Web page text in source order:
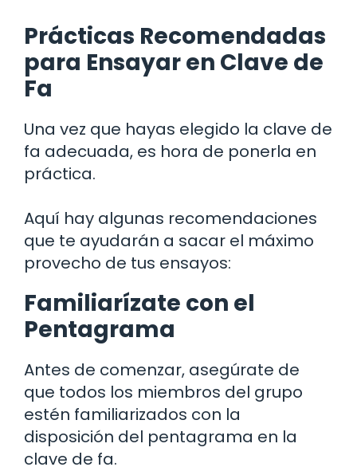
Prácticas Recomendadas
para Ensayar en Clave de
Fa
Una vez que hayas elegido la clave de
fa adecuada, es hora de ponerla en
práctica.
Aquí hay algunas recomendaciones
que te ayudarán a sacar el máximo
provecho de tus ensayos:
Familiarízate con el
Pentagrama
Antes de comenzar, asegúrate de
que todos los miembros del grupo
estén familiarizados con la
disposición del pentagrama en la
clave de fa.